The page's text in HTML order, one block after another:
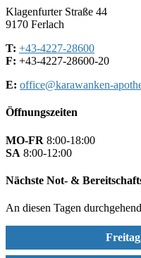
Klagenfurter Straße 44
9170 Ferlach
T: +43-4227-28600
F: +43-4227-28600-20
E: office@karawanken-
Öffnungszeiten
MO-FR 8:00-18:00
SA 8:00-12:00
Nächste Not- &
An diesen Tagen